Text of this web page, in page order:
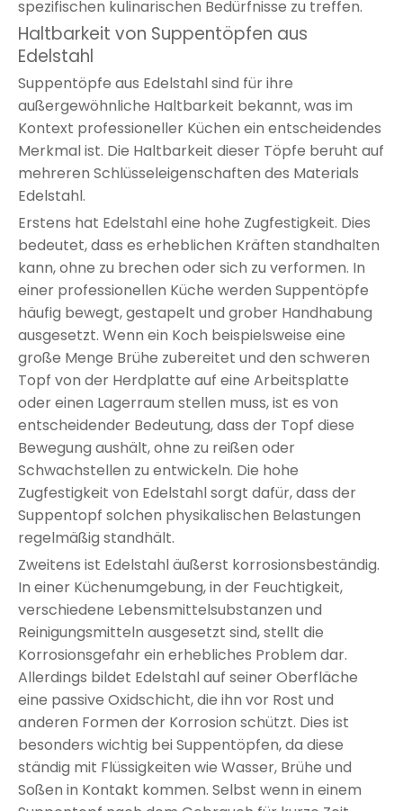
spezifischen kulinarischen Bedürfnisse zu treffen.
Haltbarkeit von Suppentöpfen aus
Edelstahl
Suppentöpfe aus Edelstahl sind für ihre
außergewöhnliche Haltbarkeit bekannt, was im
Kontext professioneller Küchen ein entscheidendes
Merkmal ist. Die Haltbarkeit dieser Töpfe beruht auf
mehreren Schlüsseleigenschaften des Materials
Edelstahl.
Erstens hat Edelstahl eine hohe Zugfestigkeit. Dies
bedeutet, dass es erheblichen Kräften standhalten
kann, ohne zu brechen oder sich zu verformen. In
einer professionellen Küche werden Suppentöpfe
häufig bewegt, gestapelt und grober Handhabung
ausgesetzt. Wenn ein Koch beispielsweise eine
große Menge Brühe zubereitet und den schweren
Topf von der Herdplatte auf eine Arbeitsplatte
oder einen Lagerraum stellen muss, ist es von
entscheidender Bedeutung, dass der Topf diese
Bewegung aushält, ohne zu reißen oder
Schwachstellen zu entwickeln. Die hohe
Zugfestigkeit von Edelstahl sorgt dafür, dass der
Suppentopf solchen physikalischen Belastungen
regelmäßig standhält.
Zweitens ist Edelstahl äußerst korrosionsbeständig.
In einer Küchenumgebung, in der Feuchtigkeit,
verschiedene Lebensmittelsubstanzen und
Reinigungsmitteln ausgesetzt sind, stellt die
Korrosionsgefahr ein erhebliches Problem dar.
Allerdings bildet Edelstahl auf seiner Oberfläche
eine passive Oxidschicht, die ihn vor Rost und
anderen Formen der Korrosion schützt. Dies ist
besonders wichtig bei Suppentöpfen, da diese
ständig mit Flüssigkeiten wie Wasser, Brühe und
Soßen in Kontakt kommen. Selbst wenn in einem